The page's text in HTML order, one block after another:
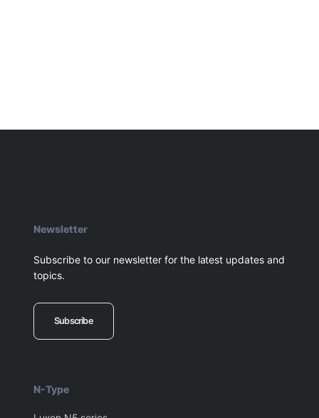
Newsletter
Subscribe to our newsletter for the latest updates and
topics.
Subscribe
N-Type